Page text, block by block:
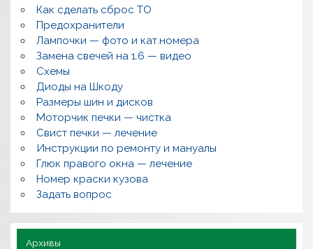
е
м
о
н
т
,
в
о
п
р
о
ы
,
о
л
з
Как сделать сброс ТО
Предохранители
Лампочки — фото и кат.номера
Замена свечей на 1.6 — видео
Схемы
Диоды на Шкоду
Размеры шин и дисков
Моторчик печки — чистка
Свист печки — лечение
Инструкции по ремонту и мануалы
Глюк правого окна — лечение
Номер краски кузова
Задать вопрос
Архивы